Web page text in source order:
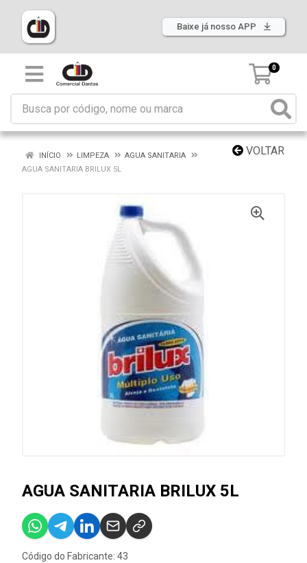
Baixe já nosso APP
0
VOLTAR
INÍCIO LIMPEZA
AGUA SANITARIA
AGUA SANITARIA BRILUX 5L
AGUA SANITARIA BRILUX 5L
Código do Fabricante: 43